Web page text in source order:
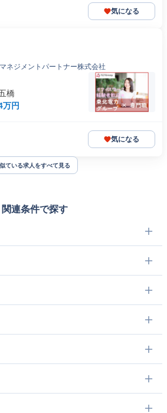
気になる
ネジメントパートナー株式会社
橋
万円
気になる
似ている求人をすべて見る
関連条件で探す